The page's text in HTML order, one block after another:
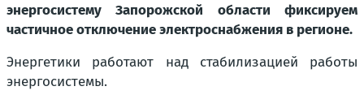
энергосистему Запорожской области фиксируем
частичное отключение электроснабжения в регионе.
Энергетики работают над стабилизацией работы
энергосистемы.